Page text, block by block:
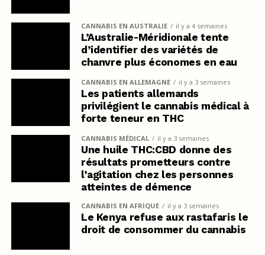
CANNABIS EN AUSTRALIE il y a 4 semaines
L’Australie-Méridionale tente
d’identifier des variétés de
chanvre plus économes en eau
CANNABIS EN ALLEMAGNE il y a 3 semaines
Les patients allemands
privilégient le cannabis médical à
forte teneur en THC
CANNABIS MÉDICAL il y a 3 semaines
Une huile THC:CBD donne des
résultats prometteurs contre
l’agitation chez les personnes
atteintes de démence
CANNABIS EN AFRIQUE il y a 3 semaines
Le Kenya refuse aux rastafaris le
droit de consommer du cannabis